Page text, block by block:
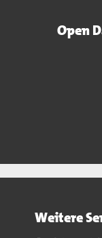
Open
Weitere